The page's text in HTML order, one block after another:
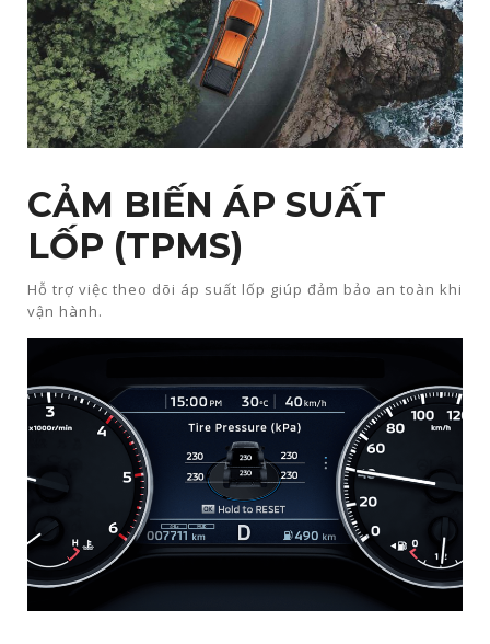
CẢM BIẾN ÁP SUẤT
LỐP (TPMS)
Hỗ trợ việc theo dõi áp suất lốp giúp đảm bảo an toàn khi
vận hành.​